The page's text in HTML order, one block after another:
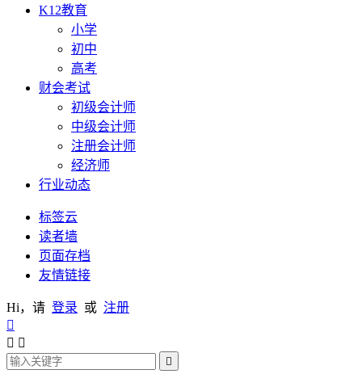
K12教育
小学
初中
高考
财会考试
初级会计师
中级会计师
注册会计师
经济师
行业动态
标签云
读者墙
页面存档
友情链接
Hi，请 登录 或 注册

 
